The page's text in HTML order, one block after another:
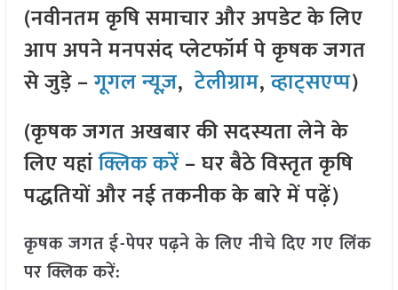
(नवीनतम कृषि समाचार और अपडेट के लिए
आप अपने मनपसंद प्लेटफॉर्म पे कृषक जगत
से जुड़े –गूगल न्यूज़,टेलीग्राम,व्हाट्सएप्प)
(कृषक जगत अखबार की सदस्यता लेने के
लिए यहांक्लिक करें– घर बैठे विस्तृत कृषि
पद्धतियों और नई तकनीक के बारे में पढ़ें)
कृषक जगत ई-पेपर पढ़ने के लिए नीचे दिए गए लिंक
पर क्लिक करें: